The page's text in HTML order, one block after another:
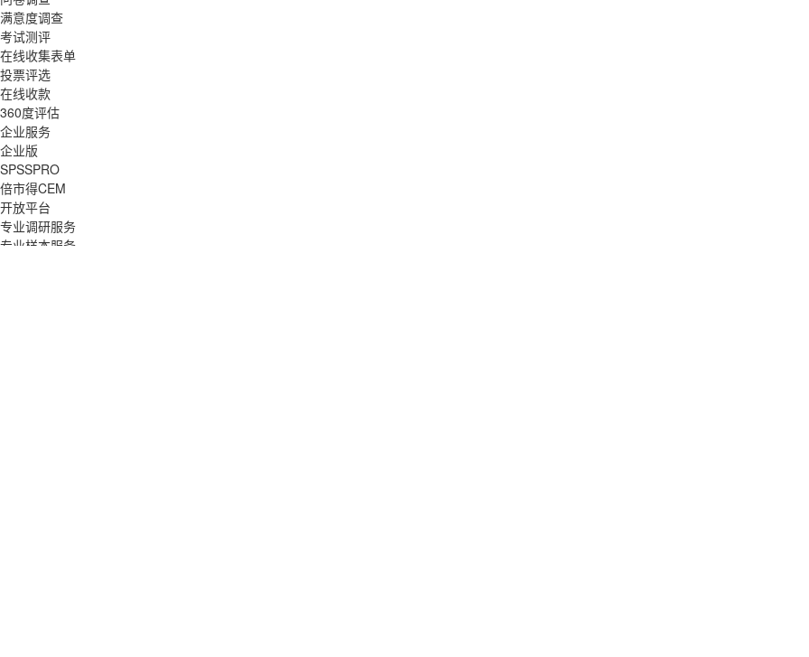
满意度调查
考试测评
在线收集表单
投票评选
在线收款
360度评估
企业服务
企业版
SPSSPRO
倍市得CEM
开放平台
专业调研服务
专业样本服务